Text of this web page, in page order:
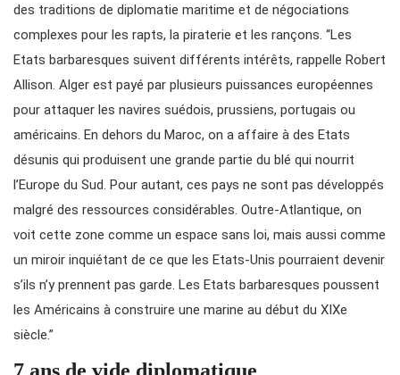
des traditions de diplomatie maritime et de négociations
complexes pour les rapts, la piraterie et les rançons. “Les
Etats barbaresques suivent différents intérêts, rappelle Robert
Allison. Alger est payé par plusieurs puissances européennes
pour attaquer les navires suédois, prussiens, portugais ou
américains. En dehors du Maroc, on a affaire à des Etats
désunis qui produisent une grande partie du blé qui nourrit
l’Europe du Sud. Pour autant, ces pays ne sont pas développés
malgré des ressources considérables. Outre-Atlantique, on
voit cette zone comme un espace sans loi, mais aussi comme
un miroir inquiétant de ce que les Etats-Unis pourraient devenir
s’ils n’y prennent pas garde. Les Etats barbaresques poussent
les Américains à construire une marine au début du XIXe
siècle.”
7 ans de vide diplomatique